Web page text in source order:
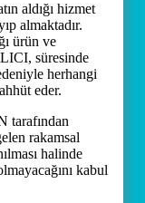
aldığı hizmet
almaktadır.
ürün ve
süresinde
herhangi
eder.
tarafından
rakamsal
halinde
kabul